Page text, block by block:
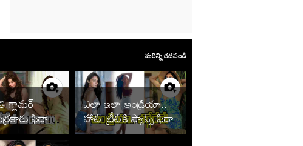
మరిన్ని చదవండి
గ్లామర్
ఫిదా..
ఎలా ఇలా ఆండ్రియా..
హాట్ ట్రీట్‌కి ఫ్యాన్స్ ఫిదా